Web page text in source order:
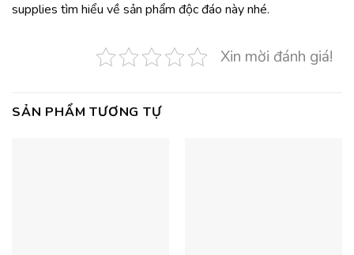
supplies tìm hiểu về sản phẩm độc đáo này nhé.
Xin mời đánh giá!
SẢN PHẨM TƯƠNG TỰ